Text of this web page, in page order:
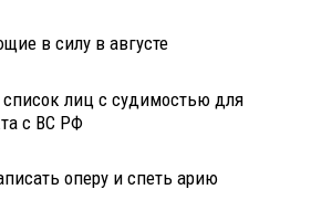
в силу в августе
лиц с судимостью для
с ВС РФ
оперу и спеть арию